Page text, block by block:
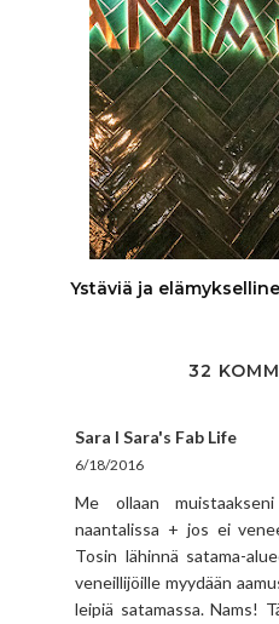
Ystäviä ja
32
Sara I Sara's Fab Life
6/18/2016
Me ollaan
naantalissa + jos ei
Tosin lähinnä satama-
veneillijöille myydään
leipiä satamassa. Nams!